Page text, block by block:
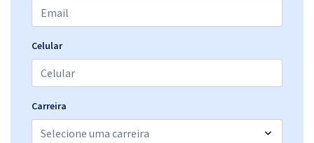
Celular
Carreira